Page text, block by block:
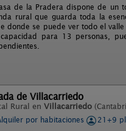
de la Pradera dispone de un
rural que guarda toda la
donde se puede ver todo el valle
para 13 personas,
de Villacarriedo
Rural en Villacarriedo
por habitaciones
21+9